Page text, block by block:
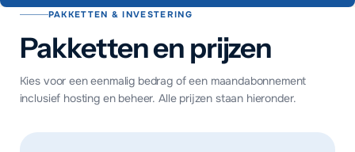
PAKKETTEN & INVESTERING
Pakketten en prijzen
Kies voor een eenmalig bedrag of een maandabonnement
inclusief hosting en beheer. Alle prijzen staan hieronder.